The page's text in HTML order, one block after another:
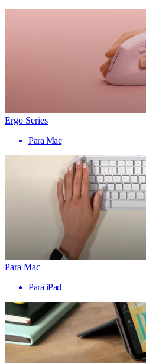
Ergo Series
Para Mac
Para Mac
Para iPad